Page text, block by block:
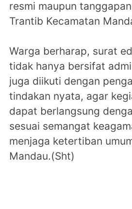
resmi maupun
Trantib Kecamatan
Warga berharap, surat
tidak hanya bersifat
juga diikuti dengan
tindakan nyata, agar
dapat berlangsung
sesuai semangat
menjaga ketertiban
Mandau.(Sht)